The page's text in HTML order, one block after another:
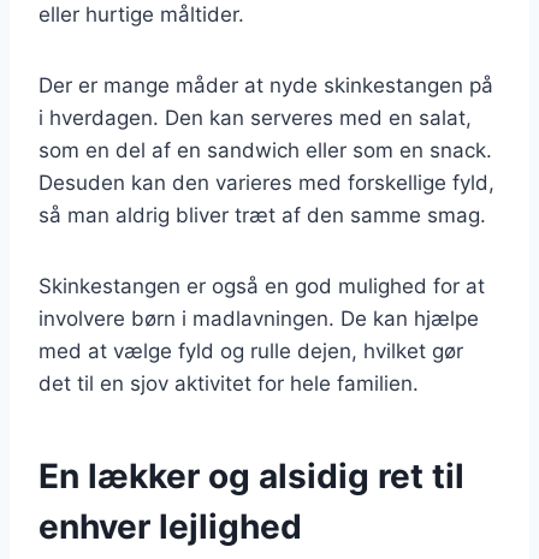
eller hurtige måltider.
Der er mange måder at nyde skinkestangen på
i hverdagen. Den kan serveres med en salat,
som en del af en sandwich eller som en snack.
Desuden kan den varieres med forskellige fyld,
så man aldrig bliver træt af den samme smag.
Skinkestangen er også en god mulighed for at
involvere børn i madlavningen. De kan hjælpe
med at vælge fyld og rulle dejen, hvilket gør
det til en sjov aktivitet for hele familien.
En lækker og alsidig ret til
enhver lejlighed